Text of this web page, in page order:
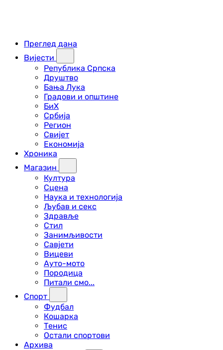
Преглед дана
Вијести
Република Српска
Друштво
Бања Лука
Градови и општине
БиХ
Србија
Регион
Свијет
Економија
Хроника
Магазин
Култура
Сцена
Наука и технологија
Љубав и секс
Здравље
Стил
Занимљивости
Савјети
Вицеви
Ауто-мото
Породица
Питали смо...
Спорт
Фудбал
Кошарка
Тенис
Остали спортови
Архива